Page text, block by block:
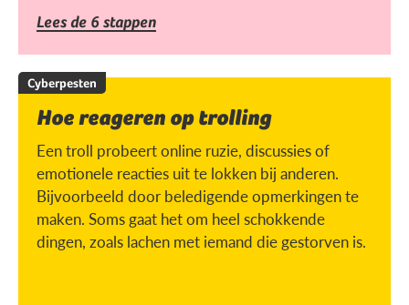
Lees de 6 stappen
Cyberpesten
Hoe reageren op trolling
Een troll probeert online ruzie, discussies of
emotionele reacties uit te lokken bij anderen.
Bijvoorbeeld door beledigende opmerkingen te
maken. Soms gaat het om heel schokkende
dingen, zoals lachen met iemand die gestorven is.